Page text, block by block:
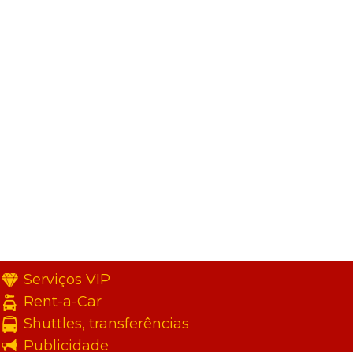
Serviços VIP
Rent-a-Car
Shuttles, transferências
Publicidade